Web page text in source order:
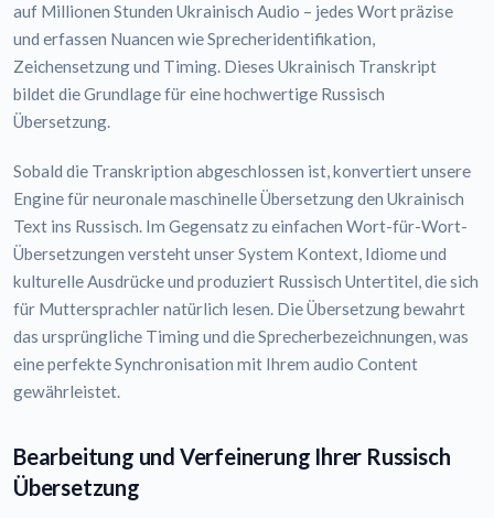
auf Millionen Stunden Ukrainisch Audio – jedes Wort präzise
und erfassen Nuancen wie Sprecheridentifikation,
Zeichensetzung und Timing. Dieses Ukrainisch Transkript
bildet die Grundlage für eine hochwertige Russisch
Übersetzung.
Sobald die Transkription abgeschlossen ist, konvertiert unsere
Engine für neuronale maschinelle Übersetzung den Ukrainisch
Text ins Russisch. Im Gegensatz zu einfachen Wort-für-Wort-
Übersetzungen versteht unser System Kontext, Idiome und
kulturelle Ausdrücke und produziert Russisch Untertitel, die sich
für Muttersprachler natürlich lesen. Die Übersetzung bewahrt
das ursprüngliche Timing und die Sprecherbezeichnungen, was
eine perfekte Synchronisation mit Ihrem audio Content
gewährleistet.
Bearbeitung und Verfeinerung Ihrer Russisch
Übersetzung